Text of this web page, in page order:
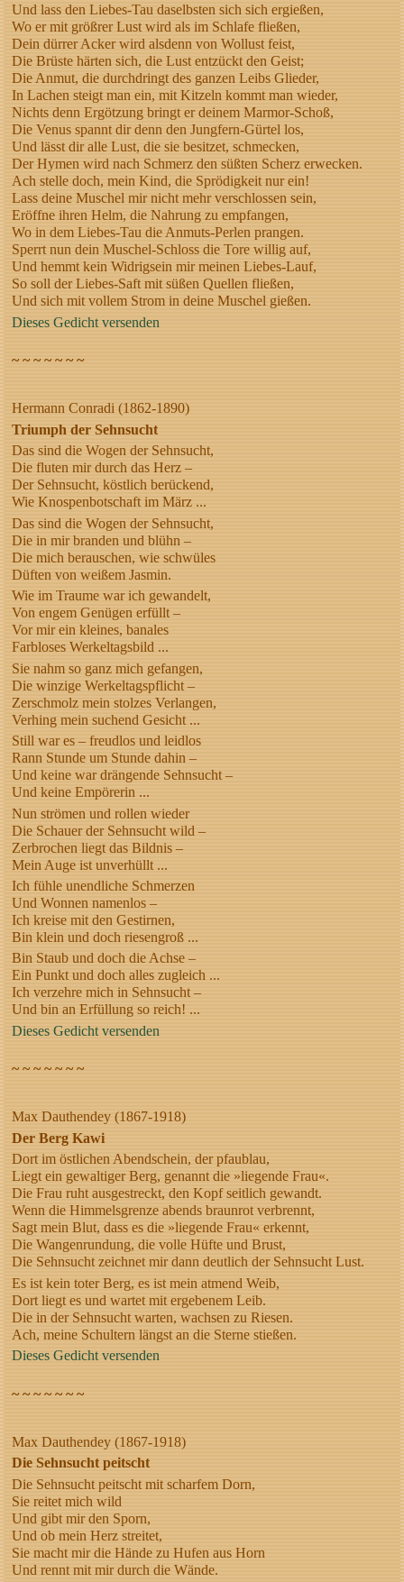
Und lass den Liebes-Tau daselbsten sich sich ergießen,
Wo er mit größrer Lust wird als im Schlafe fließen,
Dein dürrer Acker wird alsdenn von Wollust feist,
Die Brüste härten sich, die Lust entzückt den Geist;
Die Anmut, die durchdringt des ganzen Leibs Glieder,
In Lachen steigt man ein, mit Kitzeln kommt man wieder,
Nichts denn Ergötzung bringt er deinem Marmor-Schoß,
Die Venus spannt dir denn den Jungfern-Gürtel los,
Und lässt dir alle Lust, die sie besitzet, schmecken,
Der Hymen wird nach Schmerz den süßten Scherz erwecken.
Ach stelle doch, mein Kind, die Sprödigkeit nur ein!
Lass deine Muschel mir nicht mehr verschlossen sein,
Eröffne ihren Helm, die Nahrung zu empfangen,
Wo in dem Liebes-Tau die Anmuts-Perlen prangen.
Sperrt nun dein Muschel-Schloss die Tore willig auf,
Und hemmt kein Widrigsein mir meinen Liebes-Lauf,
So soll der Liebes-Saft mit süßen Quellen fließen,
Und sich mit vollem Strom in deine Muschel gießen.
Dieses Gedicht versenden
~ ~ ~ ~ ~ ~ ~
Hermann Conradi (1862-1890)
Triumph der Sehnsucht
Das sind die Wogen der Sehnsucht,
Die fluten mir durch das Herz –
Der Sehnsucht, köstlich berückend,
Wie Knospenbotschaft im März ...
Das sind die Wogen der Sehnsucht,
Die in mir branden und blühn –
Die mich berauschen, wie schwüles
Düften von weißem Jasmin.
Wie im Traume war ich gewandelt,
Von engem Genügen erfüllt –
Vor mir ein kleines, banales
Farbloses Werkeltagsbild ...
Sie nahm so ganz mich gefangen,
Die winzige Werkeltagspflicht –
Zerschmolz mein stolzes Verlangen,
Verhing mein suchend Gesicht ...
Still war es – freudlos und leidlos
Rann Stunde um Stunde dahin –
Und keine war drängende Sehnsucht –
Und keine Empörerin ...
Nun strömen und rollen wieder
Die Schauer der Sehnsucht wild –
Zerbrochen liegt das Bildnis –
Mein Auge ist unverhüllt ...
Ich fühle unendliche Schmerzen
Und Wonnen namenlos –
Ich kreise mit den Gestirnen,
Bin klein und doch riesengroß ...
Bin Staub und doch die Achse –
Ein Punkt und doch alles zugleich ...
Ich verzehre mich in Sehnsucht –
Und bin an Erfüllung so reich! ...
Dieses Gedicht versenden
~ ~ ~ ~ ~ ~ ~
Max Dauthendey (1867-1918)
Der Berg Kawi
Dort im östlichen Abendschein, der pfaublau,
Liegt ein gewaltiger Berg, genannt die »liegende Frau«.
Die Frau ruht ausgestreckt, den Kopf seitlich gewandt.
Wenn die Himmelsgrenze abends braunrot verbrennt,
Sagt mein Blut, dass es die »liegende Frau« erkennt,
Die Wangenrundung, die volle Hüfte und Brust,
Die Sehnsucht zeichnet mir dann deutlich der Sehnsucht Lust.
Es ist kein toter Berg, es ist mein atmend Weib,
Dort liegt es und wartet mit ergebenem Leib.
Die in der Sehnsucht warten, wachsen zu Riesen.
Ach, meine Schultern längst an die Sterne stießen.
Dieses Gedicht versenden
~ ~ ~ ~ ~ ~ ~
Max Dauthendey (1867-1918)
Die Sehnsucht peitscht
Die Sehnsucht peitscht mit scharfem Dorn,
Sie reitet mich wild
Und gibt mir den Sporn,
Und ob mein Herz streitet,
Sie macht mir die Hände zu Hufen aus Horn
Und rennt mit mir durch die Wände.